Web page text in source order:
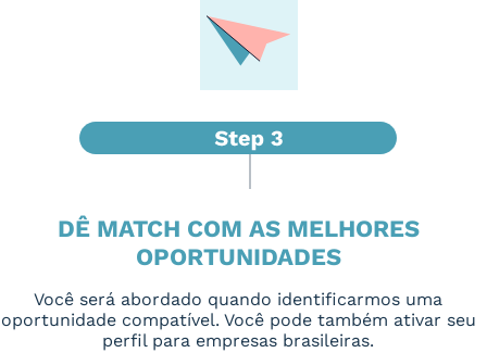
DÊ MATCH COM AS MELHORES
OPORTUNIDADES
Você será abordado quando identificarmos uma
oportunidade compatível. Você pode também ativar seu
perfil para empresas brasileiras.